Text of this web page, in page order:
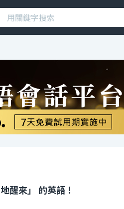
醒來」 的英語！